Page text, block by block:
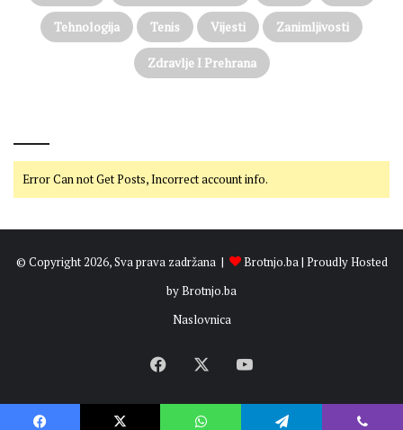
Tehnologija Tenis Vijesti Zanimljivosti
Zdravlje I Prehrana
Error Can not Get Posts, Incorrect account info.
© Copyright 2026, Sva prava zadržana | Brotnjo.ba| Proudly Hosted
byBrotnjo.ba
Naslovnica
Facebook YouTube